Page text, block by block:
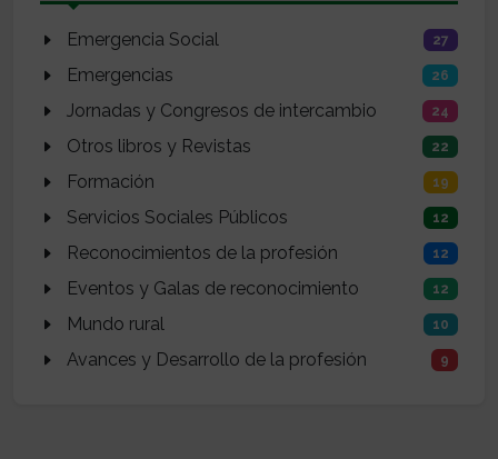
Emergencia Social 27
Emergencias 26
Jornadas y Congresos de intercambio 24
Otros libros y Revistas 22
Formación 19
Servicios Sociales Públicos 12
Reconocimientos de la profesión 12
Eventos y Galas de reconocimiento 12
Mundo rural 10
Avances y Desarrollo de la profesión 9